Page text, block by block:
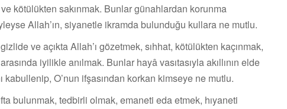
kötülükten sakınmak. Bunlar günahlardan korunma
Allah’ın, siyanetle ikramda bulunduğu kullara ne mutlu.
ve açıkta Allah’ı gözetmek, sıhhat, kötülükten kaçınmak,
iyilikle anılmak. Bunlar hayâ vasıtasıyla akıllının elde
kabullenip, O’nun ifşasından korkan kimseye ne mutlu.
bulunmak, tedbirli olmak, emaneti eda etmek, hıyaneti
BEDEVA ENERJI